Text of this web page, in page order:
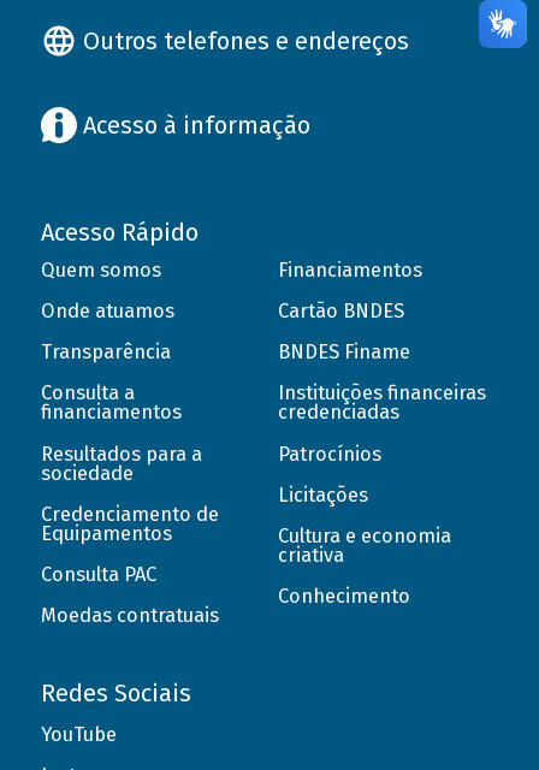
Outros telefones e endereços
Acesso à informação
Acesso Rápido
Quem somos
Onde atuamos
Transparência
Consulta a
financiamentos
Resultados para a
sociedade
Credenciamento de
Equipamentos
Consulta PAC
Moedas contratuais
Financiamentos
Cartão BNDES
BNDES Finame
Instituições financeiras
credenciadas
Patrocínios
Licitações
Cultura e economia
criativa
Conhecimento
Redes Sociais
YouTube